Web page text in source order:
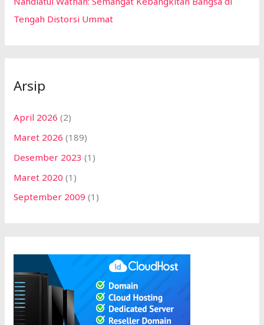
Tengah Distorsi Ummat
Arsip
April 2026 (2)
Maret 2026 (189)
Desember 2023 (1)
Maret 2020 (1)
September 2009 (1)